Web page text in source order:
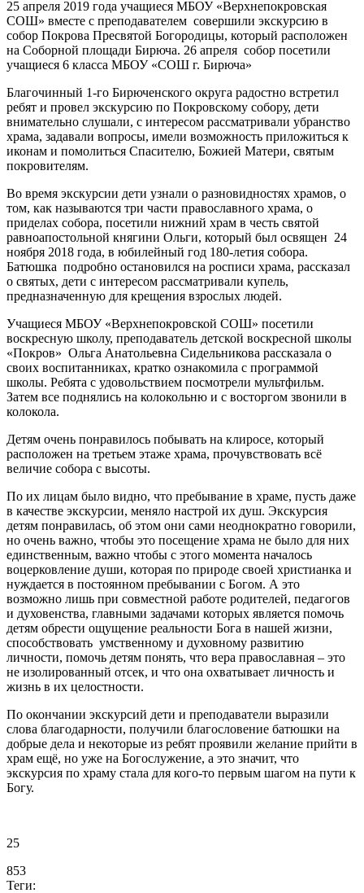
25 апреля 2019 года учащиеся МБОУ «Верхнепокровская
СОШ» вместе с преподавателем совершили экскурсию в
собор Покрова Пресвятой Богородицы, который расположен
на Соборной площади Бирюча. 26 апреля собор посетили
учащиеся 6 класса МБОУ «СОШ г. Бирюча»
Благочинный 1-го Бирюченского округа радостно встретил
ребят и провел экскурсию по Покровскому собору, дети
внимательно слушали, с интересом рассматривали убранство
храма, задавали вопросы, имели возможность приложиться к
иконам и помолиться Спасителю, Божией Матери, святым
покровителям.
Во время экскурсии дети узнали о разновидностях храмов, о
том, как называются три части православного храма, о
приделах собора, посетили нижний храм в честь святой
равноапостольной княгини Ольги, который был освящен 24
ноября 2018 года, в юбилейный год 180-летия собора.
Батюшка подробно остановился на росписи храма, рассказал
о святых, дети с интересом рассматривали купель,
предназначенную для крещения взрослых людей.
Учащиеся МБОУ «Верхнепокровской СОШ» посетили
воскресную школу, преподаватель детской воскресной школы
«Покров» Ольга Анатольевна Сидельникова рассказала о
своих воспитанниках, кратко ознакомила с программой
школы. Ребята с удовольствием посмотрели мультфильм.
Затем все поднялись на колокольню и с восторгом звонили в
колокола.
Детям очень понравилось побывать на клиросе, который
расположен на третьем этаже храма, прочувствовать всё
величие собора с высоты.
По их лицам было видно, что пребывание в храме, пусть даже
в качестве экскурсии, меняло настрой их душ. Экскурсия
детям понравилась, об этом они сами неоднократно говорили,
но очень важно, чтобы это посещение храма не было для них
единственным, важно чтобы с этого момента началось
воцерковление души, которая по природе своей христианка и
нуждается в постоянном пребывании с Богом. А это
возможно лишь при совместной работе родителей, педагогов
и духовенства, главными задачами которых является помочь
детям обрести ощущение реальности Бога в нашей жизни,
способствовать умственному и духовному развитию
личности, помочь детям понять, что вера православная – это
не изолированный отсек, и что она охватывает личность и
жизнь в их целостности.
По окончании экскурсий дети и преподаватели выразили
слова благодарности, получили благословение батюшки на
добрые дела и некоторые из ребят проявили желание прийти в
храм ещё, но уже на Богослужение, а это значит, что
экскурсия по храму стала для кого-то первым шагом на пути к
Богу.
25
853
Теги: